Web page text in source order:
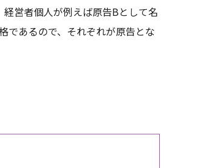
営者個人が例えば原告Bとして名
であるので、それぞれが原告とな